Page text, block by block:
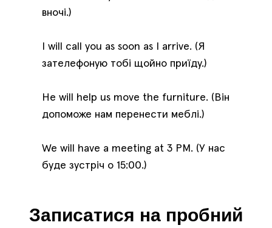
вночі.)
I will call you as soon as I arrive. (Я
зателефоную тобі щойно приїду.)
He will help us move the furniture. (Він
допоможе нам перенести меблі.)
We will have a meeting at 3 PM. (У нас
буде зустріч о 15:00.)
Записатися на пробний